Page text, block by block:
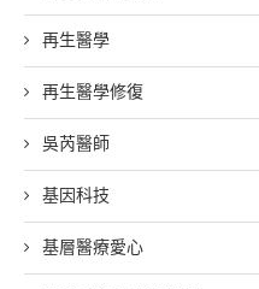
再生醫學
再生醫學修復
吳芮醫師
基因科技
基層醫療愛心